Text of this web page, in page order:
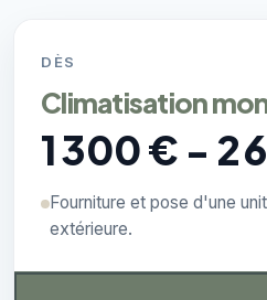
DÈS
Climatisation
1 300 € - 2
Fourniture et pose d'une
extérieure.